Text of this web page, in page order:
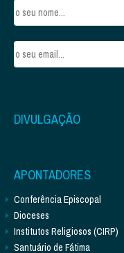
DIVULGAÇÃO
APONTADORES
Conferência Episcopal
Dioceses
Institutos Religiosos (CIRP)
Santuário de Fátima